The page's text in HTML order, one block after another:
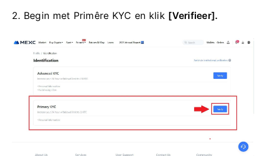
2. Begin met Primêre KYC en klik [Verifieer].